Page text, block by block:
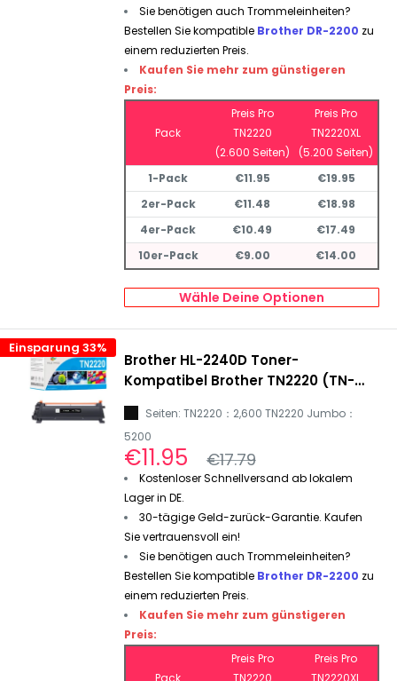
Sie benötigen auch Trommeleinheiten?
Bestellen Sie kompatible Brother DR-2200 zu
einem reduzierten Preis.
Kaufen Sie mehr zum günstigeren
Preis:
Pack
Preis Pro
TN2220
(2.600 Seiten)
Preis Pro
TN2220XL
(5.200 Seiten)
1-Pack
€11.95
€19.95
2er-Pack
€11.48
€18.98
4er-Pack
€10.49
€17.49
10er-Pack
€9.00 €14.00
Wähle Deine Optionen
Einsparung 33%
Brother HL-2240D Toner-
Kompatibel Brother TN2220 (TN-
Seiten: TN2220：2,600 TN2220 Jumbo：
5200
Sonderpreis
€11.95 Normalpreis
€17.79
Kostenloser Schnellversand ab lokalem
Lager in DE.
30-tägige Geld-zurück-Garantie. Kaufen
Sie vertrauensvoll ein!
Sie benötigen auch Trommeleinheiten?
Bestellen Sie kompatible Brother DR-2200 zu
einem reduzierten Preis.
Kaufen Sie mehr zum günstigeren
Preis:
Pack
Preis Pro
TN2220
Preis Pro
TN2220XL